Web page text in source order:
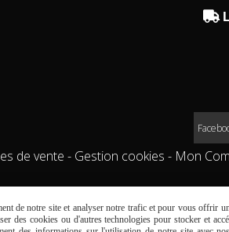

de vente Gestion cookies Mon
de notre site et analyser notre trafic et pour vous offrir
des cookies ou d'autres technologies pour stocker et